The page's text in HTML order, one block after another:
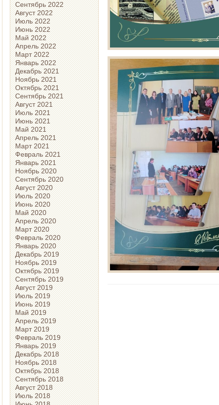
Сентябрь 2022
Август 2022
Июль 2022
Июнь 2022
Май 2022
Апрель 2022
Март 2022
Январь 2022
Декабрь 2021
Ноябрь 2021
Октябрь 2021
Сентябрь 2021
Август 2021
Июль 2021
Июнь 2021
Май 2021
Апрель 2021
Март 2021
Февраль 2021
Январь 2021
Ноябрь 2020
Сентябрь 2020
Август 2020
Июль 2020
Июнь 2020
Май 2020
Апрель 2020
Март 2020
Февраль 2020
Январь 2020
Декабрь 2019
Ноябрь 2019
Октябрь 2019
Сентябрь 2019
Август 2019
Июль 2019
Июнь 2019
Май 2019
Апрель 2019
Март 2019
Февраль 2019
Январь 2019
Декабрь 2018
Ноябрь 2018
Октябрь 2018
Сентябрь 2018
Август 2018
Июль 2018